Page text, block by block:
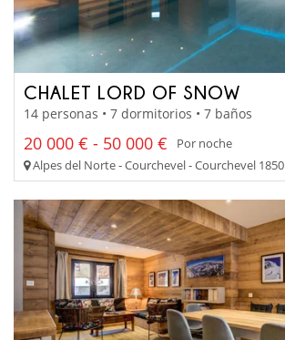
CHALET LORD OF SNOW
14 personas • 7 dormitorios • 7 baños
20 000 € - 50 000 €
Por noche
Alpes del Norte - Courchevel - Courchevel 1850